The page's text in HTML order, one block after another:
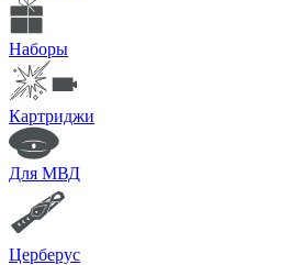
Наборы
Картриджи
Для МВД
Церберус